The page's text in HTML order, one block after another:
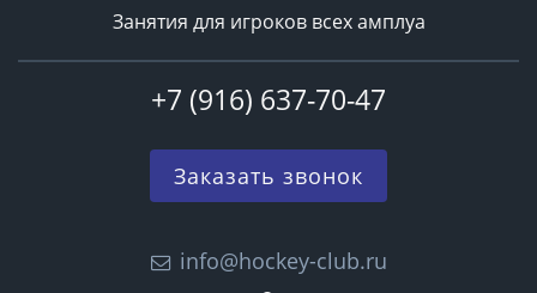
Занятия для игроков всех амплуа
+7 (916) 637-70-47
Заказать звонок
info@hockey-club.ru